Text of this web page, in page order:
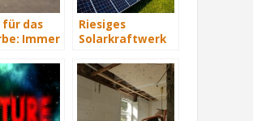
für das
Immer
Riesiges
Solarkraftwerk
geht ans Netz